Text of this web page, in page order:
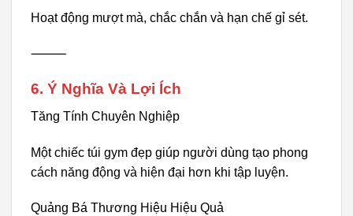
Hoạt động mượt mà, chắc chắn và hạn chế gỉ sét.
⸻
6. Ý Nghĩa Và Lợi Ích
Tăng Tính Chuyên Nghiệp
Một chiếc túi gym đẹp giúp người dùng tạo phong
cách năng động và hiện đại hơn khi tập luyện.
Quảng Bá Thương Hiệu Hiệu Quả